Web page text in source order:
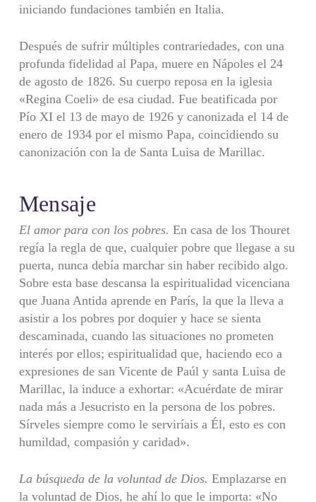
iniciando fundaciones también en Italia.
Después de sufrir múltiples contrariedades, con una
profunda fidelidad al Papa, muere en Nápoles el 24
de agosto de 1826. Su cuerpo reposa en la iglesia
«Regina Coeli» de esa ciudad. Fue beatificada por
Pío XI el 13 de mayo de 1926 y canonizada el 14 de
enero de 1934 por el mismo Papa, coincidiendo su
canonización con la de Santa Luisa de Marillac.
Mensaje
El amor para con los pobres. En casa de los Thouret
regía la regla de que, cualquier pobre que llegase a su
puerta, nunca debía marchar sin haber recibido algo.
Sobre esta base descansa la espiritualidad vicenciana
que Juana Antida aprende en París, la que la lleva a
asistir a los pobres por doquier y hace se sienta
descaminada, cuando las situaciones no prometen
interés por ellos; espiritualidad que, haciendo eco a
expresiones de san Vicente de Paúl y santa Luisa de
Marillac, la induce a exhortar: «Acuérdate de mirar
nada más a Jesucristo en la persona de los pobres.
Sírveles siempre como le serviríais a Él, esto es con
humildad, compasión y caridad».
La búsqueda de la voluntad de Dios. Emplazarse en
la voluntad de Dios, he ahí lo que le importa: «No